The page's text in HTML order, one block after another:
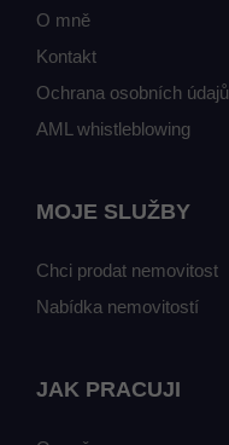
O mně
Kontakt
Ochrana osobních údajů
AML whistleblowing
MOJE SLUŽBY
Chci prodat nemovitost
Nabídka nemovitostí
JAK PRACUJI